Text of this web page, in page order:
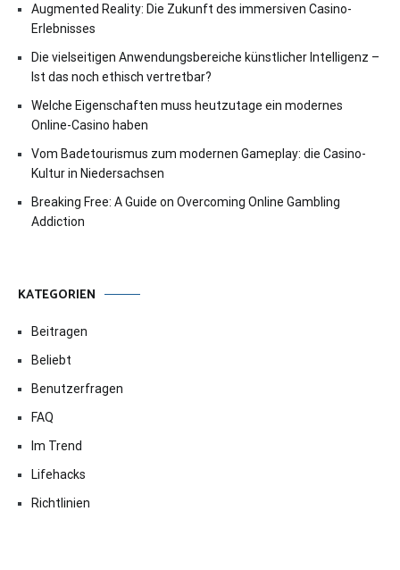
Augmented Reality: Die Zukunft des immersiven Casino-
Erlebnisses
Die vielseitigen Anwendungsbereiche künstlicher Intelligenz –
Ist das noch ethisch vertretbar?
Welche Eigenschaften muss heutzutage ein modernes
Online-Casino haben
Vom Badetourismus zum modernen Gameplay: die Casino-
Kultur in Niedersachsen
Breaking Free: A Guide on Overcoming Online Gambling
Addiction
KATEGORIEN
Beitragen
Beliebt
Benutzerfragen
FAQ
Im Trend
Lifehacks
Richtlinien